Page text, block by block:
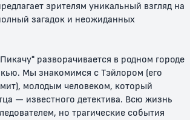
6+
зрителям уникальный взгляд на
загадок и неожиданных
разворачивается в родном городе
Мы знакомимся с Тэйлором (его
молодым человеком, который
— известного детектива. Всю жизнь
но трагические события